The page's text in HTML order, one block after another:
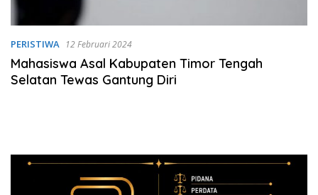
PERISTIWA 12 Februari 2024
Mahasiswa Asal Kabupaten Timor Tengah
Selatan Tewas Gantung Diri